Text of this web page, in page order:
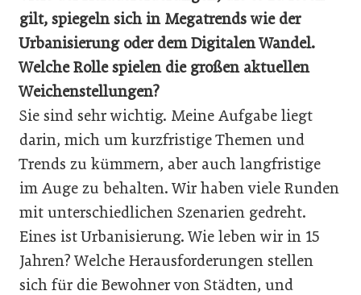
gilt, spiegeln sich in Megatrends wie der
Urbanisierung oder dem Digitalen Wandel.
Welche Rolle spielen die großen aktuellen
Weichenstellungen?
Sie sind sehr wichtig. Meine Aufgabe liegt
darin, mich um kurzfristige Themen und
Trends zu kümmern, aber auch langfristige
im Auge zu behalten. Wir haben viele Runden
mit unterschiedlichen Szenarien gedreht.
Eines ist Urbanisierung. Wie leben wir in 15
Jahren? Welche Herausforderungen stellen
sich für die Bewohner von Städten, und